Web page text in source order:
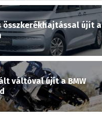
összkerékhajtással újít a
váltóval újít a BMW